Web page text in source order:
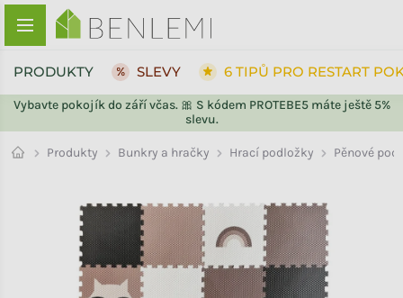
Přejít na obsah
Vybavte pokojík do září včas. 🎀 S kódem PROTEBE5 máte ještě 5%
slevu.
PRODUKTY SLEVY 6 TIPŮ PRO RESTART
Produkty Bunkry a hračky Hrací podložky Pěnové
ZPĚT DO OBCHODU
ZPĚT DO OBCHODU